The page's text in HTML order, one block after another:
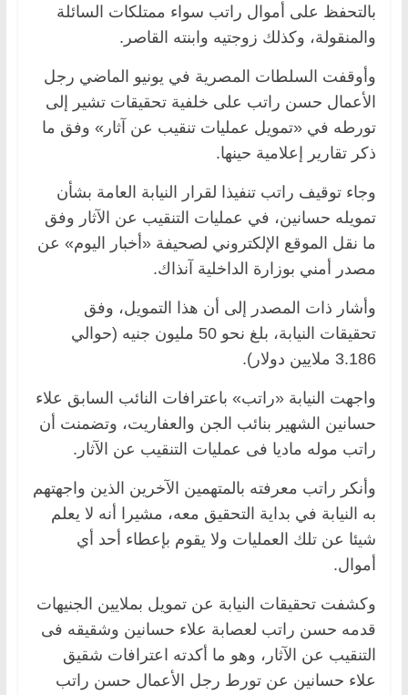
بالتحفظ على أموال راتب سواء ممتلكات السائلة
والمنقولة، وكذلك زوجتيه وابنته القاصر.
وأوقفت السلطات المصرية في يونيو الماضي رجل
الأعمال حسن راتب على خلفية تحقيقات تشير إلى
تورطه في «تمويل عمليات تنقيب عن آثار» وفق ما
ذكر تقارير إعلامية حينها.
وجاء توقيف راتب تنفيذا لقرار النيابة العامة بشأن
تمويله حسانين، في عمليات التنقيب عن الآثار وفق
ما نقل الموقع الإلكتروني لصحيفة «أخبار اليوم» عن
مصدر أمني بوزارة الداخلية آنذاك.
وأشار ذات المصدر إلى أن هذا التمويل، وفق
تحقيقات النيابة، بلغ نحو 50 مليون جنيه (حوالي
3.186 ملايين دولار).
واجهت النيابة «راتب» باعترافات النائب السابق علاء
حسانين الشهير بنائب الجن والعفاريت، وتضمنت أن
راتب موله ماديا فى عمليات التنقيب عن الآثار.
وأنكر راتب معرفته بالمتهمين الآخرين الذين واجهتهم
به النيابة في بداية التحقيق معه، مشيرا أنه لا يعلم
شيئا عن تلك العمليات ولا يقوم بإعطاء أحد أي
أموال.
وكشفت تحقيقات النيابة عن تمويل بملايين الجنيهات
قدمه حسن راتب لعصابة علاء حسانين وشقيقه فى
التنقيب عن الآثار، وهو ما أكدته اعترافات شقيق
علاء حسانين عن تورط رجل الأعمال حسن راتب